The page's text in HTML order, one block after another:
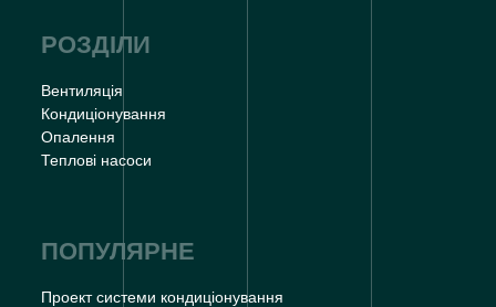
РОЗДІЛИ
Вентиляція
Кондиціонування
Опалення
Теплові насоси
ПОПУЛЯРНЕ
Проект системи кондиціонування